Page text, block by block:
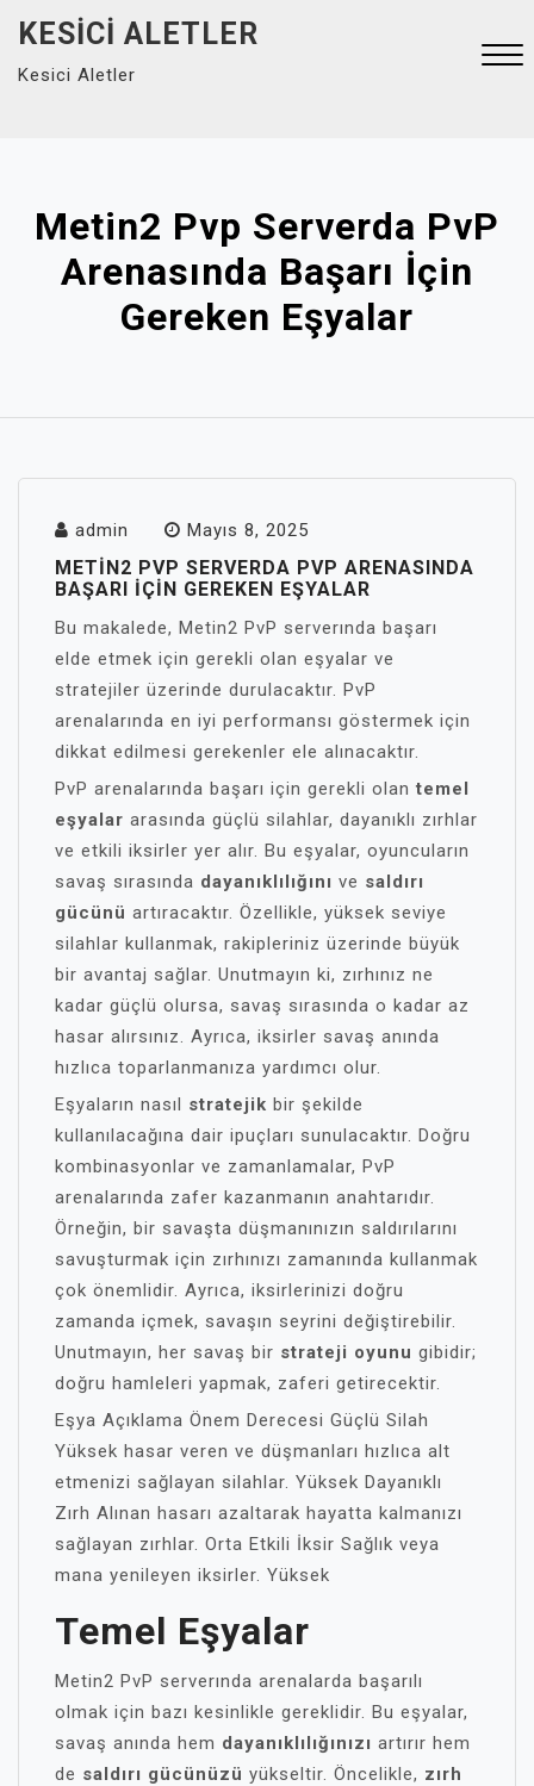
content
KESICI ALETLER
Kesici Aletler
Metin2 Pvp Serverda PvP
Arenasında Başarı İçin
Gereken Eşyalar
admin Mayıs 8, 2025
METIN2 PVP SERVERDA PVP ARENASINDA
BAŞARI İÇIN GEREKEN EŞYALAR
Bu makalede, Metin2 PvP serverında başarı
elde etmek için gerekli olan eşyalar ve
stratejiler üzerinde durulacaktır. PvP
arenalarında en iyi performansı göstermek için
dikkat edilmesi gerekenler ele alınacaktır.
PvP arenalarında başarı için gerekli olantemel
eşyalar arasında güçlü silahlar, dayanıklı zırhlar
ve etkili iksirler yer alır. Bu eşyalar, oyuncuların
savaş sırasında dayanıklılığını ve saldırı
gücünü artıracaktır. Özellikle, yüksek seviye
silahlar kullanmak, rakipleriniz üzerinde büyük
bir avantaj sağlar. Unutmayın ki, zırhınız ne
kadar güçlü olursa, savaş sırasında o kadar az
hasar alırsınız. Ayrıca, iksirler savaş anında
hızlıca toparlanmanıza yardımcı olur.
Eşyaların nasıl stratejik bir şekilde
kullanılacağına dair ipuçları sunulacaktır. Doğru
kombinasyonlar ve zamanlamalar, PvP
arenalarında zafer kazanmanın anahtarıdır.
Örneğin, bir savaşta düşmanınızın saldırılarını
savuşturmak için zırhınızı zamanında kullanmak
çok önemlidir. Ayrıca, iksirlerinizi doğru
zamanda içmek, savaşın seyrini değiştirebilir.
Unutmayın, her savaş bir strateji oyunu gibidir;
doğru hamleleri yapmak, zaferi getirecektir.
Eşya Açıklama Önem Derecesi Güçlü Silah
Yüksek hasar veren ve düşmanları hızlıca alt
etmenizi sağlayan silahlar. Yüksek Dayanıklı
Zırh Alınan hasarı azaltarak hayatta kalmanızı
sağlayan zırhlar. Orta Etkili İksir Sağlık veya
mana yenileyen iksirler. Yüksek
Temel Eşyalar
Metin2 PvP serverında arenalarda başarılı
olmak için bazı kesinlikle gereklidir. Bu eşyalar,
savaş anında hem dayanıklılığınızı artırır hem
de saldırı gücünüzü yükseltir. Öncelikle, zırh